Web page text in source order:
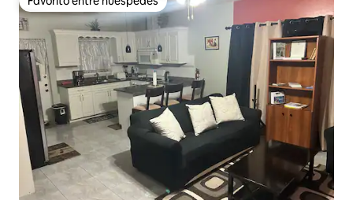
Favorito entre huéspedes